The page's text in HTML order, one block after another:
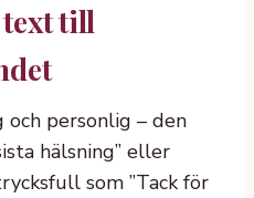
text till
och personlig – den
hälsning” eller
som ”Tack för